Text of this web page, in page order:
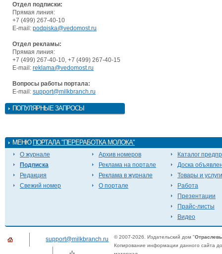
Отдел подписки:
Прямая линия:
+7 (499) 267-40-10
E-mail: podpiska@vedomost.ru
Отдел рекламы:
Прямая линия:
+7 (499) 267-40-10, +7 (499) 267-40-15
E-mail: reklama@vedomost.ru
Вопросы работы портала:
E-mail: support@milkbranch.ru
ПОПУЛЯРНЫЕ ЗАПРОСЫ
МЕНЮ ПОРТАЛА "ПЕРЕРАБОТКА МОЛОКА"
О журнале
Подписка
Редакция
Свежий номер
Архив номеров
Реклама на портале
Реклама в журнале
О портале
Каталог
Доска
Товары и услуги
Работа
Презентации
Прайс-листы
Видео
support@milkbranch.ru © 2007-2026. Издательский дом "
Копирование информации данного сайта